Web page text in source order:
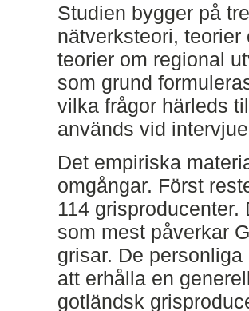
Studien bygger på
nätverksteori,
teorier om regional
som grund
vilka frågor härleds
används vid
Det empiriska
omgångar. Först
114
som mest påverkar
grisar. De
att erhålla en
gotländsk